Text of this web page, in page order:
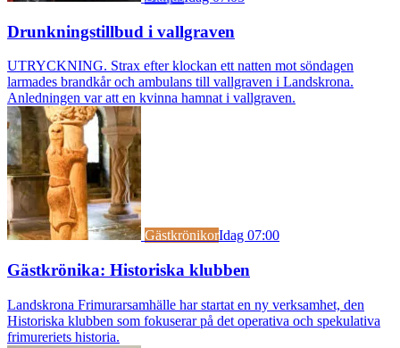
Drunkningstillbud i vallgraven
UTRYCKNING. Strax efter klockan ett natten mot söndagen
larmades brandkår och ambulans till vallgraven i Landskrona.
Anledningen var att en kvinna hamnat i vallgraven.
GästkrönikorIdag 07:00
Gästkrönika: Historiska klubben
Landskrona Frimurarsamhälle har startat en ny verksamhet, den
Historiska klubben som fokuserar på det operativa och spekulativa
frimureriets historia.